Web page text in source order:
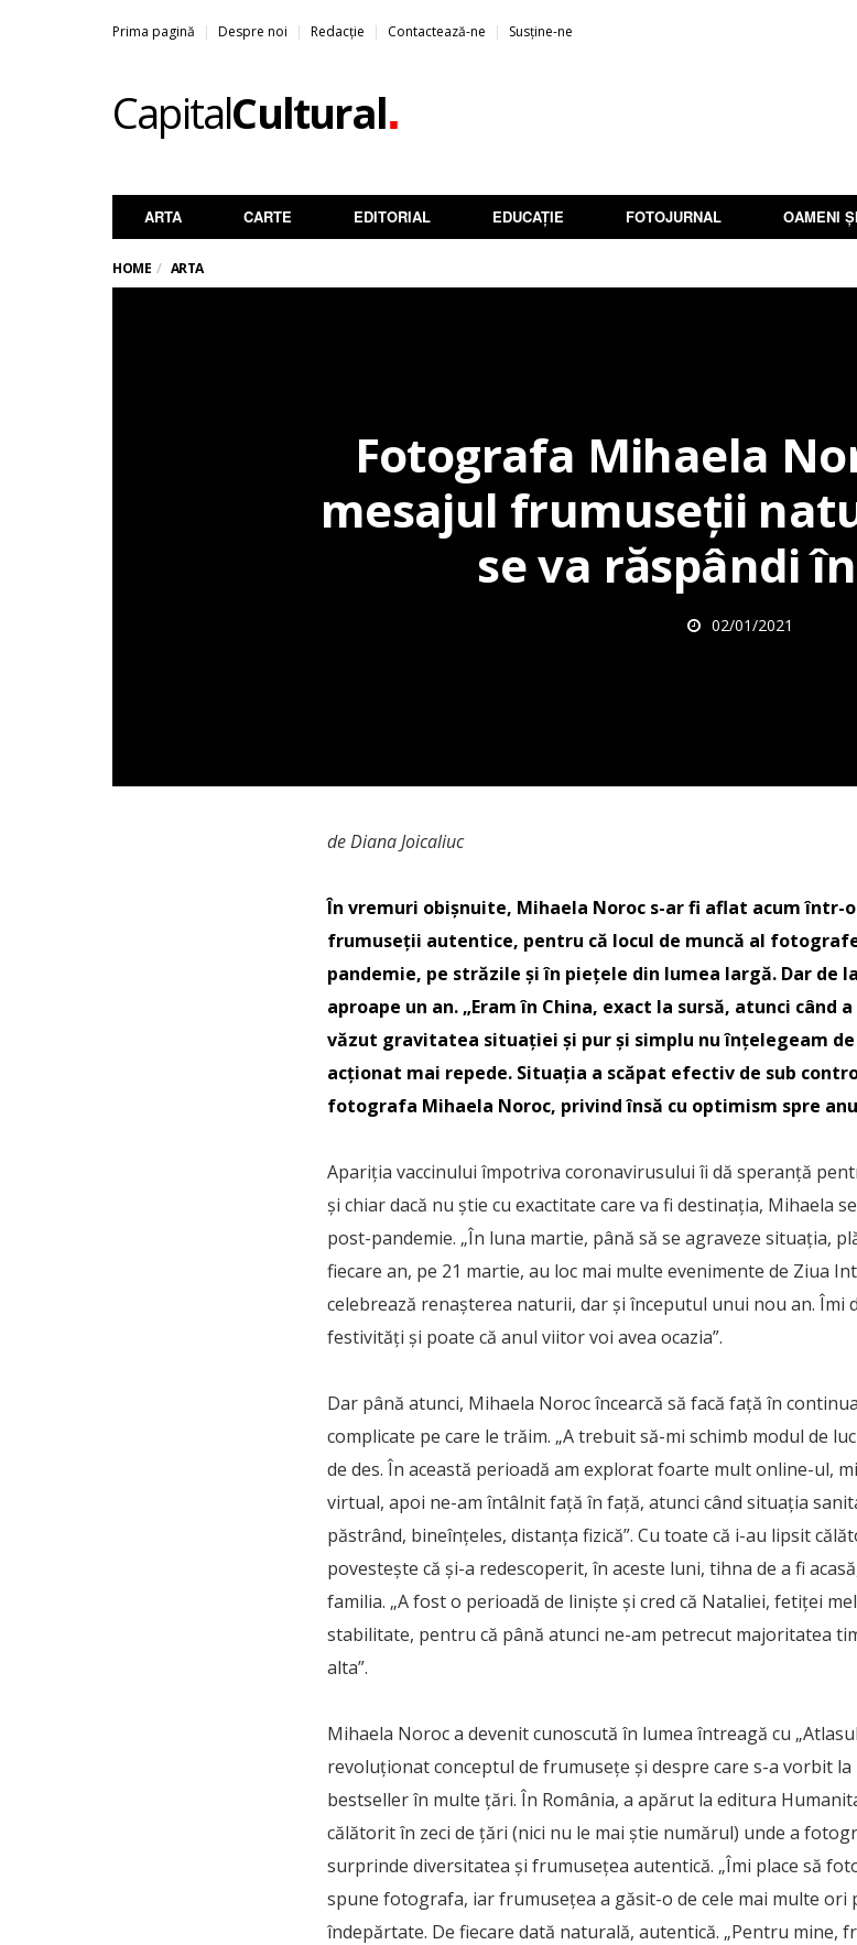
Prima pagină Despre noi Redacție Contactează-ne Susține-ne
CapitalCultural.
ARTA CARTE EDITORIAL EDUCAȚIE FOTOJURNAL OAMENI
HOME ARTA
Fotografa Mihaela
mesajul frumuseţii
se va răspândi
02/01/2021
de Diana Joicaliuc
În vremuri obișnuite, Mihaela Noroc s-ar fi aflat acum
frumuseţii autentice, pentru că locul de muncă al
pandemie, pe străzile și în piețele din lumea largă. Dar de
aproape un an. „Eram în China, exact la sursă, atunci când
văzut gravitatea situației și pur și simplu nu înțelegeam de
acționat mai repede. Situația a scăpat efectiv de sub
fotografa Mihaela Noroc, privind însă cu optimism spre
Apariția vaccinului împotriva coronavirusului îi dă speranță
și chiar dacă nu știe cu exactitate care va fi destinația, Mihaela
post-pandemie. „În luna martie, până să se agraveze situația,
fiecare an, pe 21 martie, au loc mai multe evenimente de Ziua
celebrează renaşterea naturii, dar și începutul unui nou an. Îmi
festivități și poate că anul viitor voi avea ocazia”.
Dar până atunci, Mihaela Noroc încearcă să facă față în
complicate pe care le trăim. „A trebuit să-mi schimb modul de
de des. În această perioadă am explorat foarte mult online-ul,
virtual, apoi ne-am întâlnit față în față, atunci când situația
păstrând, bineînțeles, distanța fizică”. Cu toate că i-au lipsit
povestește că și-a redescoperit, în aceste luni, tihna de a fi
familia. „A fost o perioadă de liniște și cred că Nataliei, fetiței
stabilitate, pentru că până atunci ne-am petrecut majoritatea
alta”.
Mihaela Noroc a devenit cunoscută în lumea întreagă cu
revoluționat conceptul de frumuseţe și despre care s-a vorbit la
bestseller în multe țări. În România, a apărut la editura
călătorit în zeci de ţări (nici nu le mai știe numărul) unde a
surprinde diversitatea şi frumuseţea autentică. „Îmi place să
spune fotografa, iar frumusețea a găsit-o de cele mai multe ori
îndepărtate. De fiecare dată naturală, autentică. „Pentru mine,